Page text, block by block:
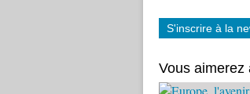
S'inscrire à la
Vous aimerez